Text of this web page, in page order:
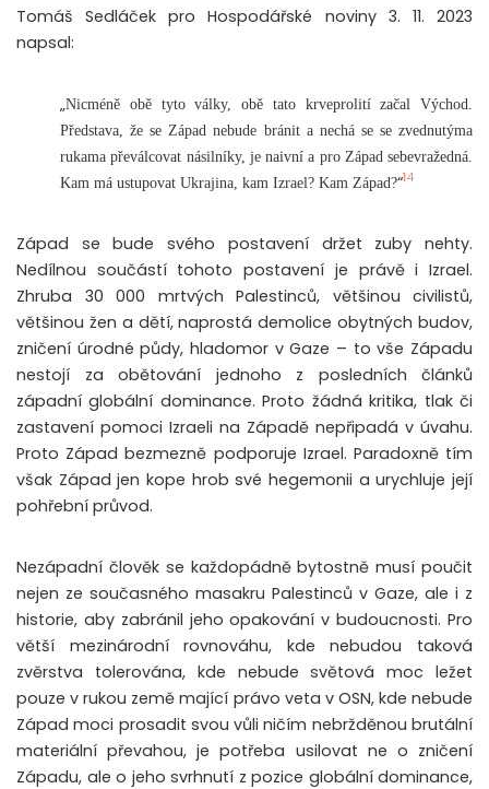
Tomáš Sedláček pro Hospodářské noviny 3. 11. 2023
napsal:
„Nicméně obě tyto války, obě tato krveprolití začal Východ.
Představa, že se Západ nebude bránit a nechá se se zvednutýma
rukama převálcovat násilníky, je naivní a pro Západ sebevražedná.
Kam má ustupovat Ukrajina, kam Izrael? Kam Západ?“14
Západ se bude svého postavení držet zuby nehty.
Nedílnou součástí tohoto postavení je právě i Izrael.
Zhruba 30 000 mrtvých Palestinců, většinou civilistů,
většinou žen a dětí, naprostá demolice obytných budov,
zničení úrodné půdy, hladomor v Gaze – to vše Západu
nestojí za obětování jednoho z posledních článků
západní globální dominance. Proto žádná kritika, tlak či
zastavení pomoci Izraeli na Západě nepřipadá v úvahu.
Proto Západ bezmezně podporuje Izrael. Paradoxně tím
však Západ jen kope hrob své hegemonii a urychluje její
pohřební průvod.
Nezápadní člověk se každopádně bytostně musí poučit
nejen ze současného masakru Palestinců v Gaze, ale i z
historie, aby zabránil jeho opakování v budoucnosti. Pro
větší mezinárodní rovnováhu, kde nebudou taková
zvěrstva tolerována, kde nebude světová moc ležet
pouze v rukou země mající právo veta v OSN, kde nebude
Západ moci prosadit svou vůli ničím nebržděnou brutální
materiální převahou, je potřeba usilovat ne o zničení
Západu, ale o jeho svrhnutí z pozice globální dominance,